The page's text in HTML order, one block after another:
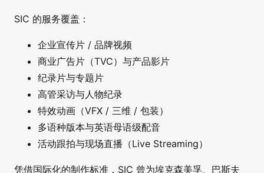
SIC 的服务覆盖：
企业宣传片 / 品牌视频
商业广告片（TVC）与产品影片
纪录片与专题片
高管采访与人物纪录
特效动画（VFX / 三维 / 包装）
多语种版本与英语母语级配音
活动跟拍与现场直播（Live Streaming）
凭借国际化的制作标准，SIC 曾为埃克森美孚、巴斯夫